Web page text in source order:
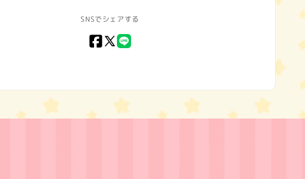
SNSでシェアする
Facebook
X
LINE